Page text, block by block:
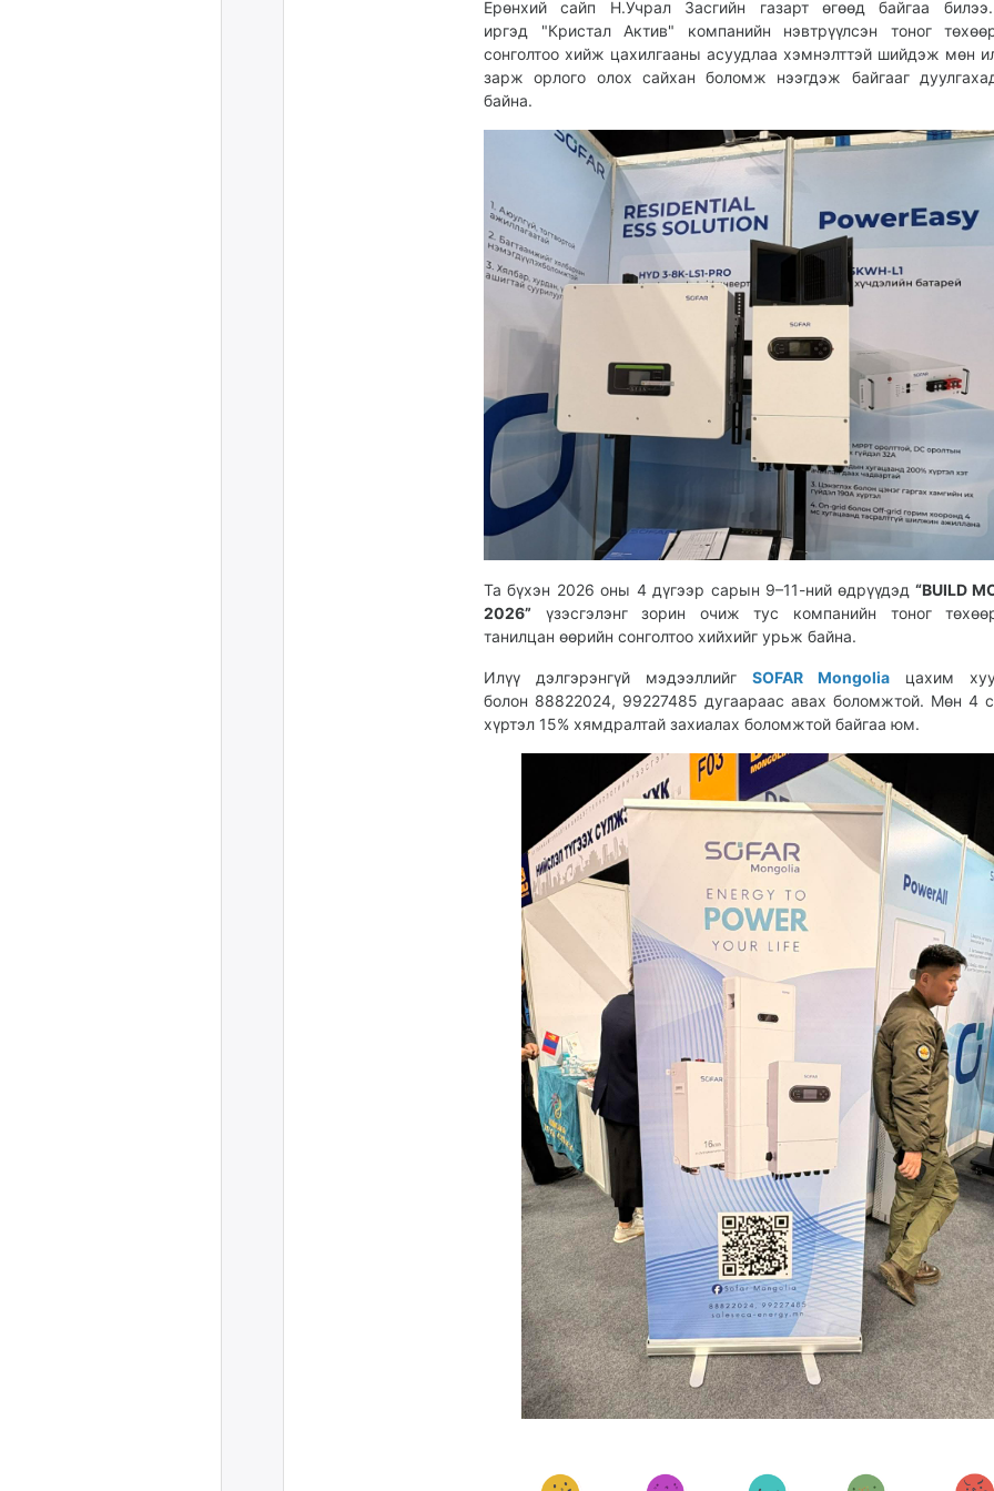
Ерөнхий сайп Н.Учрал Засгийн газарт өгөөд байгаа
иргэд "Кристал Актив" компанийн нэвтрүүлсэн тоног
сонголтоо хийж цахилгааны асуудлаа хэмнэлттэй шийдэж мөн
зарж орлого олох сайхан боломж нээгдэж байгааг
байна.
Та бүхэн 2026 оны 4 дүгээр сарын 9–11-ний өдрүүдэд “BUILD
2026” үзэсгэлэнг зорин очиж тус компанийн тоног
танилцан өөрийн сонголтоо хийхийг урьж байна.
Илүү дэлгэрэнгүй мэдээллийгSOFAR Mongolia цахим
болон 88822024, 99227485 дугаараас авах боломжтой. Мөн 4
хүртэл 15% хямдралтай захиалах боломжтой байгаа юм.